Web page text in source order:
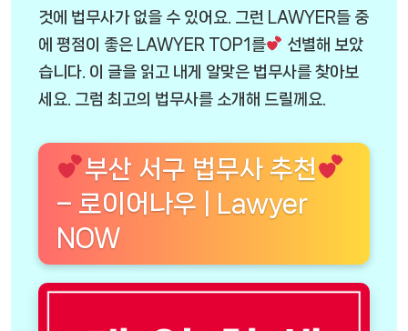
것에 법무사가 없을 수 있어요. 그런 LAWYER들 중
에 평점이 좋은 LAWYER TOP1를
선별해 보았
습니다. 이 글을 읽고 내게 알맞은 법무사를 찾아보
세요. 그럼 최고의 법무사를 소개해 드릴께요.
부산 서구 법무사 추천
– 로이어나우 | Lawyer
NOW